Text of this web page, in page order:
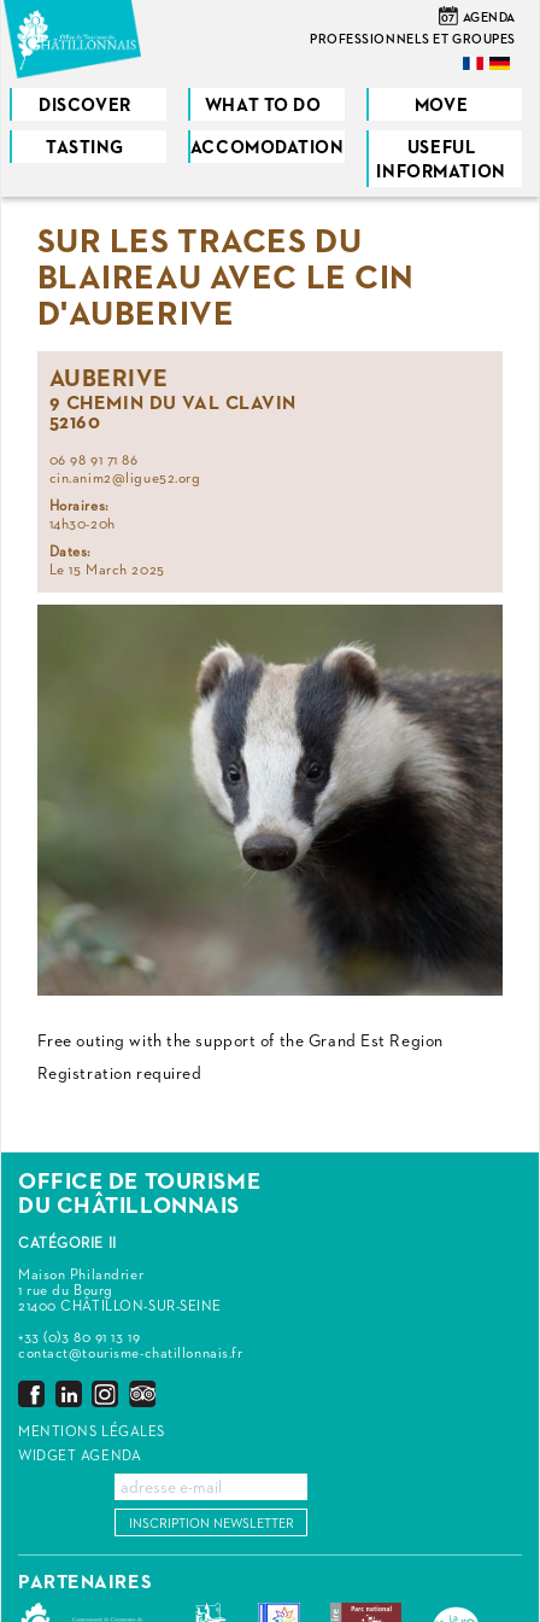
Skip
to
main
content
07 AGENDA
PROFESSIONNELS ET GROUPES
DISCOVER WHAT TO DO MOVE
TASTING ACCOMODATION
USEFUL
INFORMATION
are
here
SUR LES TRACES DU
BLAIREAU AVEC LE CIN
D'AUBERIVE
AUBERIVE
9 CHEMIN DU VAL CLAVIN
52160
06 98 91 71 86
cin.anim2@ligue52.org
Horaires:
14h30-20h
Dates:
Le 15 March 2025
Free outing with the support of the Grand Est Region
Registration required
OFFICE DE TOURISME
DU CHÂTILLONNAIS
CATÉGORIE II
Maison Philandrier
1 rue du Bourg
21400 CHÂTILLON-SUR-SEINE
+33 (0)3 80 91 13 19
contact@tourisme-chatillonnais.fr
MENTIONS LÉGALES
WIDGET AGENDA
INSCRIPTION NEWSLETTER
PARTENAIRES